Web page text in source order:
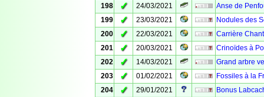
198
✓ 24/03/2021
Anse de
199
✓ 23/03/2021
Nodules des
200
✓ 22/03/2021
Carrière
201
✓ 20/03/2021
Crinoïdes à
202
✓ 14/03/2021
Grand arbre
203
✓ 01/02/2021
Fossiles à la
204
✓ 29/01/2021
Bonus